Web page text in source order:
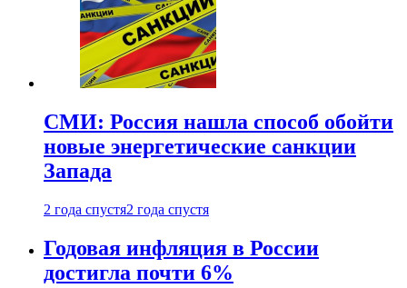
СМИ: Россия нашла способ обойти
новые энергетические санкции
Запада
2 года спустя2 года спустя
Годовая инфляция в России
достигла почти 6%